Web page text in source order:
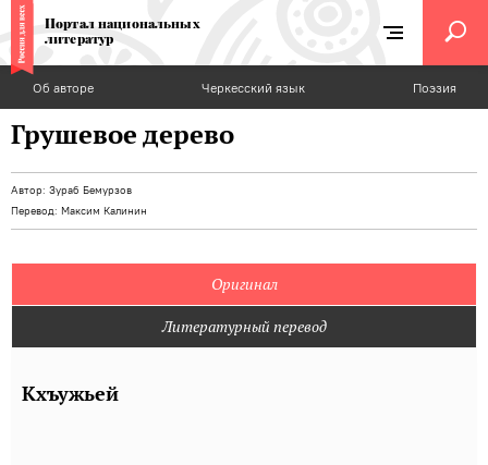
Портал национальных
литератур
Об авторе Черкесский язык Поэзия
Грушевое дерево
Автор: Зураб Бемурзов
Перевод: Максим Калинин
Оригинал
Литературный перевод
Кхъужьей